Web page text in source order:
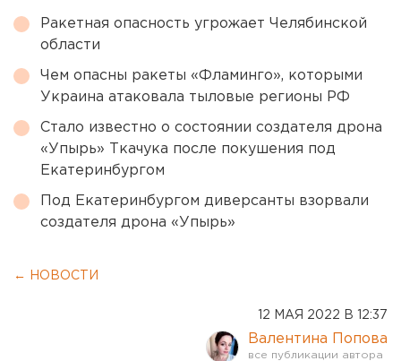
Ракетная опасность угрожает Челябинской
области
Чем опасны ракеты «Фламинго», которыми
Украина атаковала тыловые регионы РФ
Стало известно о состоянии создателя дрона
«Упырь» Ткачука после покушения под
Екатеринбургом
Под Екатеринбургом диверсанты взорвали
создателя дрона «Упырь»
← НОВОСТИ
12 МАЯ 2022 В 12:37
Валентина Попова